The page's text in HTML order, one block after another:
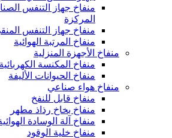
منفاخ جهاز التنفس
المركزة
منفاخ جهاز التنفس
منفاخ المرتبة الهوائية
منفاخ الأجهزة المنزلية
منفاخ المكنسة الكهربائية
منفاخ الحيوانات الأليفة
منفاخ هواء صناعي
منفاخ قابل للنفخ
منفاخ بخاخ رذاذ مطهر
منفاخ آلة الوسادة
منفاخ خلية الوقود